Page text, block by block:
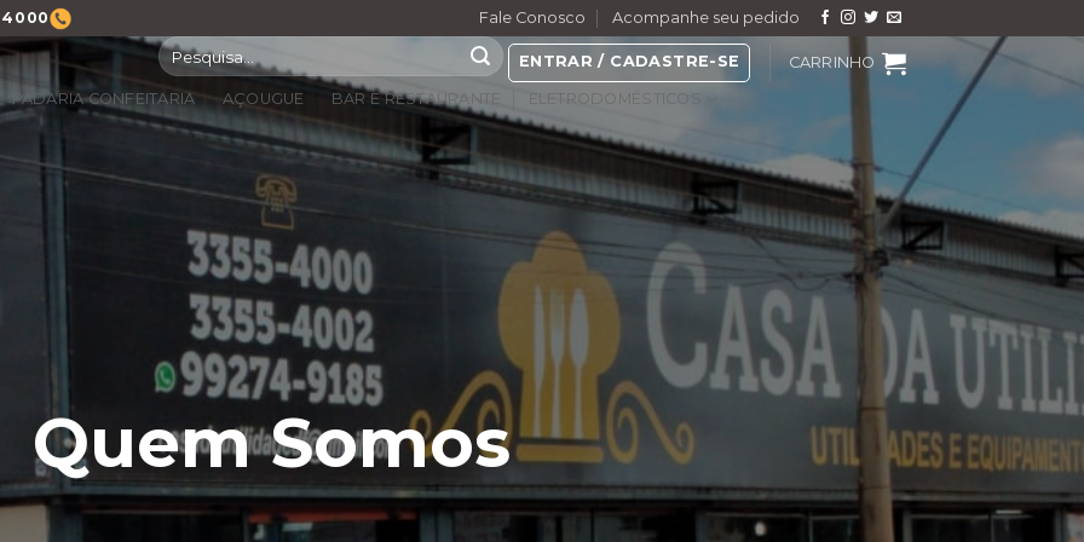
4000 Fale Conosco
Acompanhe seu pedido
Pesquisar
por:
ENTRAR / CADASTRE-SE
CARRINHO
PADARIA CONFEITARIA AÇOUGUE BAR E RESTAURANTE ELETRODOMÉSTICOS
Quem Somos